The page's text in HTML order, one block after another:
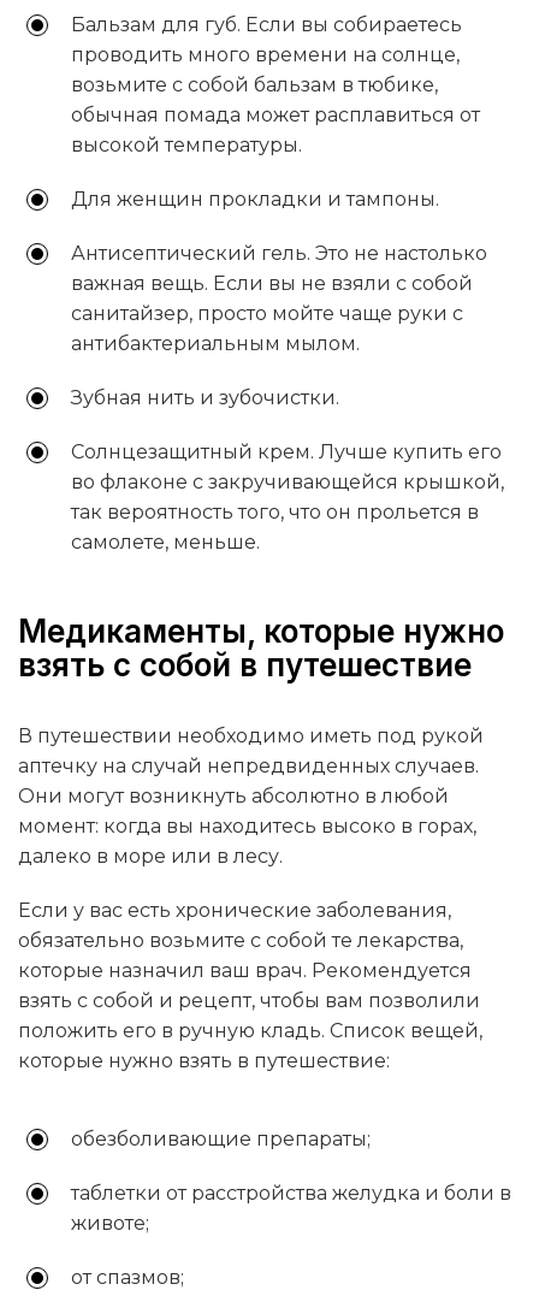
Бальзам для губ. Если вы собираетесь
проводить много времени на солнце,
возьмите с собой бальзам в тюбике,
обычная помада может расплавиться от
высокой температуры.
Для женщин прокладки и тампоны.
Антисептический гель. Это не настолько
важная вещь. Если вы не взяли с собой
санитайзер, просто мойте чаще руки с
антибактериальным мылом.
Зубная нить и зубочистки.
Солнцезащитный крем. Лучше купить его
во флаконе с закручивающейся крышкой,
так вероятность того, что он прольется в
самолете, меньше.
Медикаменты, которые нужно
взять с собой в путешествие
В путешествии необходимо иметь под рукой
аптечку на случай непредвиденных случаев.
Они могут возникнуть абсолютно в любой
момент: когда вы находитесь высоко в горах,
далеко в море или в лесу.
Если у вас есть хронические заболевания,
обязательно возьмите с собой те лекарства,
которые назначил ваш врач. Рекомендуется
взять с собой и рецепт, чтобы вам позволили
положить его в ручную кладь. Список вещей,
которые нужно взять в путешествие:
обезболивающие препараты;
таблетки от расстройства желудка и боли в
животе;
от спазмов;